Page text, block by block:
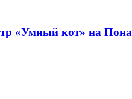
«Умный кот» на